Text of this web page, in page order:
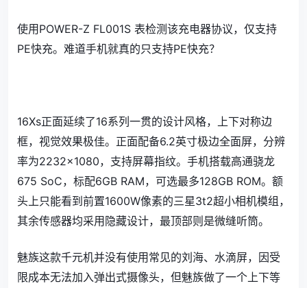
使用POWER-Z FL001S 表检测该充电器协议，仅支持
PE快充。难道手机就真的只支持PE快充？
16Xs正面延续了16系列一贯的设计风格，上下对称边
框，视觉效果极佳。正面配备6.2英寸极边全面屏，分辨
率为2232×1080，支持屏幕指纹。手机搭载高通骁龙
675 SoC，标配6GB RAM，可选最多128GB ROM。额
头上只能看到前置1600W像素的三星3t2超小相机模组，
其余传感器均采用隐藏设计，最顶部则是微缝听筒。
魅族这款千元机并没有使用常见的刘海、水滴屏，因受
限成本无法加入弹出式摄像头，但魅族做了一个上下等